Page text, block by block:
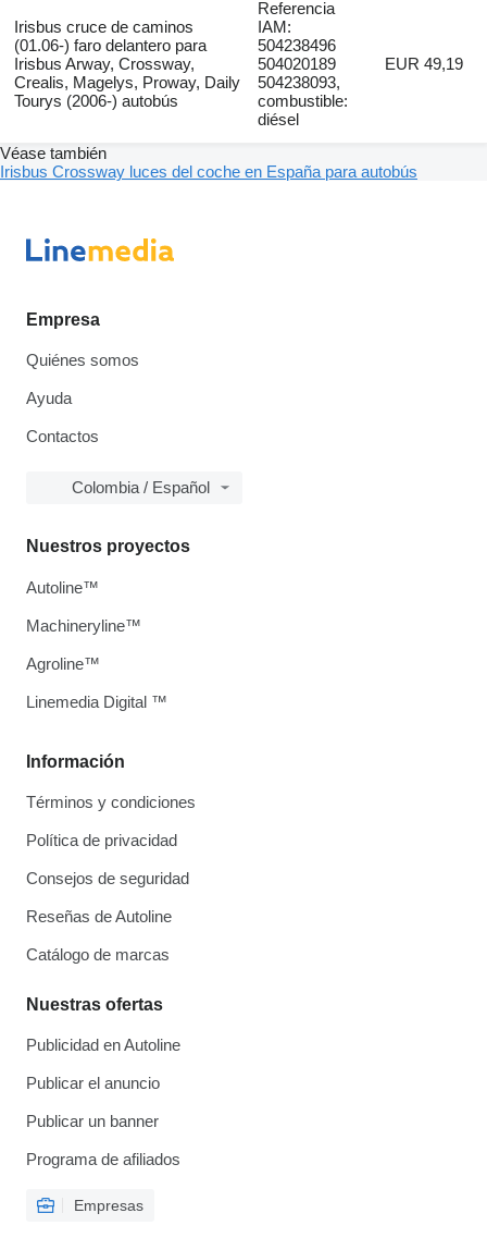
Irisbus cruce de caminos
(01.06-) faro delantero para
Irisbus Arway, Crossway,
Crealis, Magelys, Proway, Daily
Tourys (2006-) autobús
Referencia
IAM:
504238496
504020189
504238093,
combustible:
diésel
EUR 49,19
Véase también
Irisbus Crossway luces del coche en España para autobús
Empresa
Quiénes somos
Ayuda
Contactos
Colombia / Español
Información
Términos y condiciones
Política de privacidad
Consejos de seguridad
Reseñas de Autoline
Catálogo de marcas
Nuestras ofertas
Publicidad en Autoline
Publicar el anuncio
Publicar un banner
Programa de afiliados
Empresas
Nuestros proyectos
Autoline™
Machineryline™
Agroline™
Linemedia Digital ™